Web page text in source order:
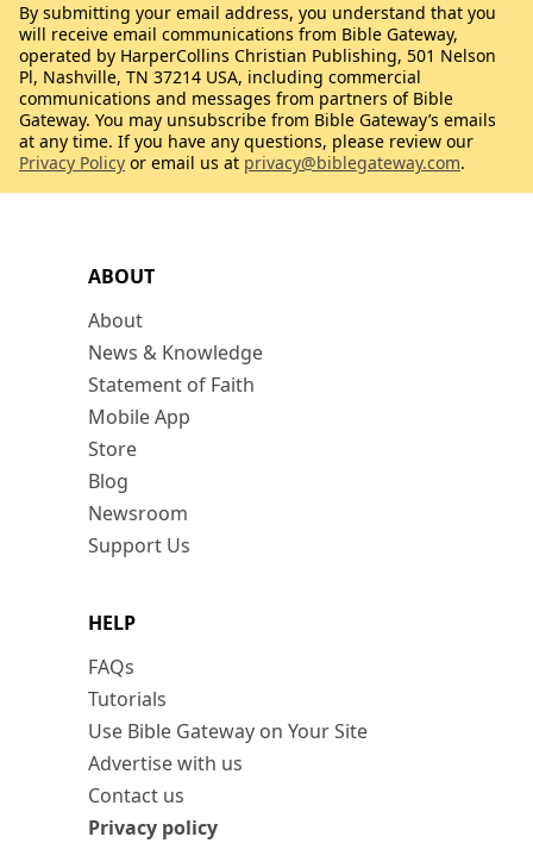
ABOUT
About
News & Knowledge
Statement of Faith
Mobile App
Store
Blog
Newsroom
Support Us
HELP
FAQs
Tutorials
Use Bible Gateway on Your Site
Advertise with us
Contact us
Privacy policy
By submitting your email address, you understand that you
will receive email communications from Bible Gateway,
operated by HarperCollins Christian Publishing, 501 Nelson
Pl, Nashville, TN 37214 USA, including commercial
communications and messages from partners of Bible
Gateway. You may unsubscribe from Bible Gateway’s emails
at any time. If you have any questions, please review our
Privacy Policy or email us at privacy@biblegateway.com.